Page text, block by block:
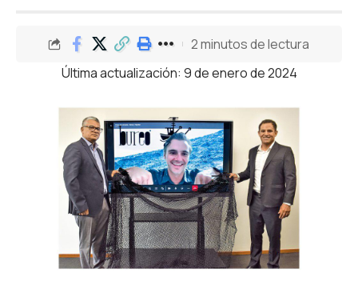
Última actualización: 9 de enero de 2024
2 minutos de lectura